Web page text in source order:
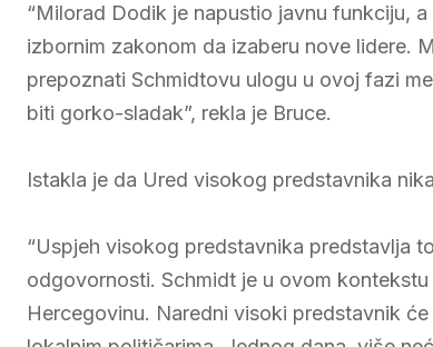
“Milorad Dodik je napustio javnu funkciju,
izbornim zakonom da izaberu nove lidere.
prepoznati Schmidtovu ulogu u ovoj fazi
biti gorko-sladak”, rekla je Bruce.
Istakla je da Ured visokog predstavnika
“Uspjeh visokog predstavnika predstavlja
odgovornosti. Schmidt je u ovom
Hercegovinu. Naredni visoki predstavnik